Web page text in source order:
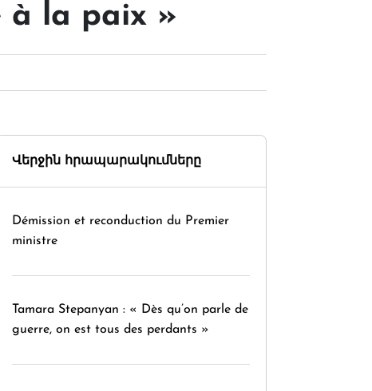
à la paix »
Վերջին հրապարակումները
Démission et reconduction du Premier
ministre
Tamara Stepanyan : « Dès qu’on parle de
guerre, on est tous des perdants »